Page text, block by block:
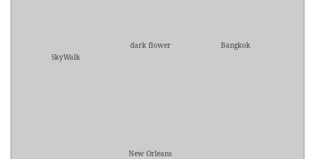
SkyWalk
dark flower Bangkok
New Orleans